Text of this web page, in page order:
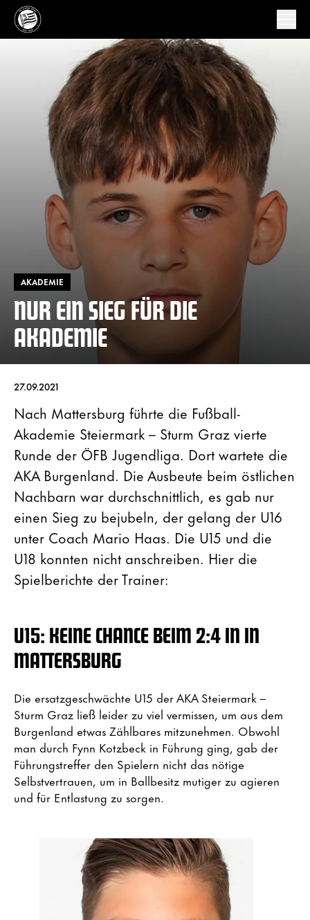
AKADEMIE
NUR EIN SIEG FÜR DIE
AKADEMIE
27.09.2021
Nach Mattersburg führte die Fußball-
Akademie Steiermark – Sturm Graz vierte
Runde der ÖFB Jugendliga. Dort wartete die
AKA Burgenland. Die Ausbeute beim östlichen
Nachbarn war durchschnittlich, es gab nur
einen Sieg zu bejubeln, der gelang der U16
unter Coach Mario Haas. Die U15 und die
U18 konnten nicht anschreiben. Hier die
Spielberichte der Trainer:
U15: KEINE CHANCE BEIM 2:4 IN IN
MATTERSBURG
Die ersatzgeschwächte U15 der AKA Steiermark –
Sturm Graz ließ leider zu viel vermissen, um aus dem
Burgenland etwas Zählbares mitzunehmen. Obwohl
man durch Fynn Kotzbeck in Führung ging, gab der
Führungstreffer den Spielern nicht das nötige
Selbstvertrauen, um in Ballbesitz mutiger zu agieren
und für Entlastung zu sorgen.